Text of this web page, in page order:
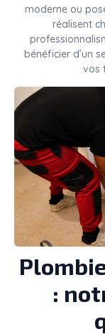
moderne ou
réalisent
bénéficier d’un
vos
: